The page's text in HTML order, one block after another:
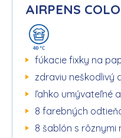
AIRPENS
fúkacie fixky na
zdraviu neškodlivý
ľahko umývateľné
8 farebných
8 šablón s rôznymi